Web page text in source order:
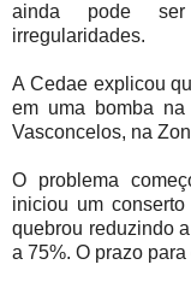
ainda pode
irregularidades.
A Cedae explicou
em uma bomba
Vasconcelos, na
O problema
iniciou um
quebrou reduzindo
a 75%. O prazo